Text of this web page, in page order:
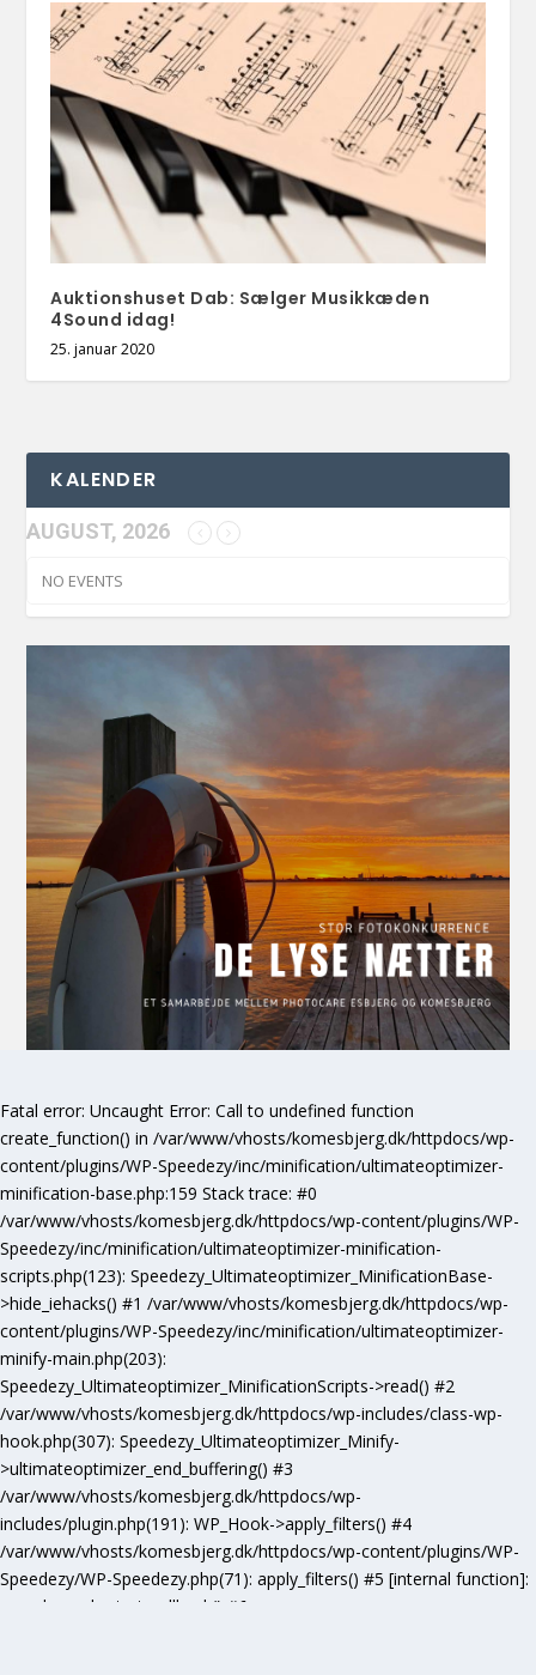
Auktionshuset Dab: Sælger Musikkæden
4Sound idag!
25. januar 2020
KALENDER
AUGUST, 2026
NO EVENTS
Fatal error: Uncaught Error: Call to undefined function
create_function() in /var/www/vhosts/komesbjerg.dk/httpdocs/wp-
content/plugins/WP-Speedezy/inc/minification/ultimateoptimizer-
minification-base.php:159 Stack trace: #0
/var/www/vhosts/komesbjerg.dk/httpdocs/wp-content/plugins/WP-
Speedezy/inc/minification/ultimateoptimizer-minification-
scripts.php(123): Speedezy_Ultimateoptimizer_MinificationBase-
>hide_iehacks() #1 /var/www/vhosts/komesbjerg.dk/httpdocs/wp-
content/plugins/WP-Speedezy/inc/minification/ultimateoptimizer-
minify-main.php(203):
Speedezy_Ultimateoptimizer_MinificationScripts->read() #2
/var/www/vhosts/komesbjerg.dk/httpdocs/wp-includes/class-wp-
hook.php(307): Speedezy_Ultimateoptimizer_Minify-
>ultimateoptimizer_end_buffering() #3
/var/www/vhosts/komesbjerg.dk/httpdocs/wp-
includes/plugin.php(191): WP_Hook->apply_filters() #4
/var/www/vhosts/komesbjerg.dk/httpdocs/wp-content/plugins/WP-
Speedezy/WP-Speedezy.php(71): apply_filters() #5 [internal function]:
speedezy_ob_start_callback() #6